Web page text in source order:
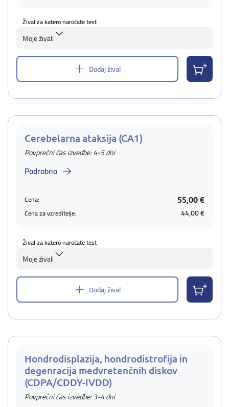
Žival za katero naročate test
Moje živali
Dodaj žival
Cerebelarna ataksija (CA1)
Povprečni čas izvedbe: 4-5 dni
Podrobno
Cena: 55,00 €
Cena za vzreditelje: 44,00 €
Žival za katero naročate test
Moje živali
Dodaj žival
Hondrodisplazija, hondrodistrofija in
degenracija medvretenčnih diskov
(CDPA/CDDY-IVDD)
Povprečni čas izvedbe: 3-4 dni